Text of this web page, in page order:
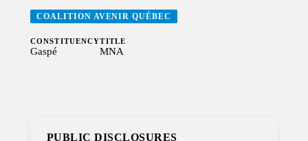
COALITION AVENIR QUÉBEC
CONSTITUENCY
Gaspé
TITLE
MNA
PUBLIC DISCLOSURES